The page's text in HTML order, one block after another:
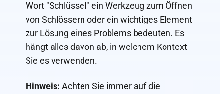
Wort "Schlüssel" ein Werkzeug zum Öffnen
von Schlössern oder ein wichtiges Element
zur Lösung eines Problems bedeuten. Es
hängt alles davon ab, in welchem Kontext
Sie es verwenden.
Hinweis: Achten Sie immer auf die